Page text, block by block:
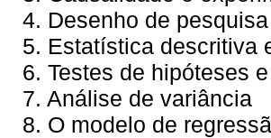
4. Desenho de
5. Estatística descritiva
6. Testes de hipóteses
7. Análise de variância
8. O modelo de